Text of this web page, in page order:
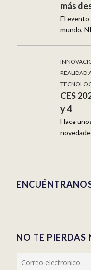
más
El evento
mundo,
REALIDAD
CES
y 4
Hace
NO TE PIERDAS